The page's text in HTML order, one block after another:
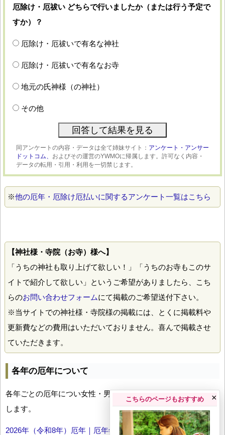
厄除け・厄祓い どちらで行いましたか（または行う予定で
すか）？
厄除け・厄祓いで有名な神社
厄除け・厄祓いで有名なお寺
地元の氏神様（の神社）
その他
同アンケートの内容・データは全て姉妹サイト： アンケート・アンサー
ドットコム、 およびその運営のYWMOに帰属します。許可なく内容・
データの転用・引用・利用を一切禁じます。
※他の厄年・厄除け厄払いに関するアンケート一覧はこちら
【神社様・寺院（お寺）様へ】
「うちの神社も取り上げて欲しい！」「うちのお寺もこのサ
イトで紹介して欲しい」というご希望がありましたら、こち
らのお問い合わせフォームにて掲載のご希望送付下さい。
※当サイトでの神社様・寺院様の掲載には、とくに掲載料や
更新費などの費用はいただいておりません。喜んで掲載させ
ていただきます。
各年の厄年について
各年ごとの厄年につい女性・男性の年齢早見表とともにお伝え
します。
2026年（令和8年）厄年｜厄年年齢早見表
こちらのページもおすすめ ×